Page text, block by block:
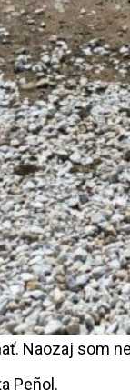
Naozaj som
Peñol.